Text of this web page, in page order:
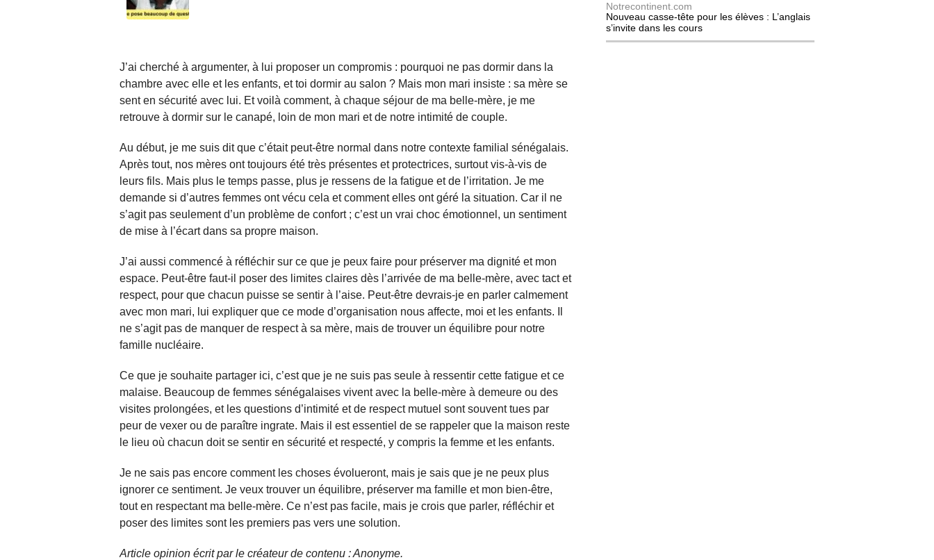
J’ai cherché à argumenter, à lui proposer un compromis : pourquoi ne pas dormir dans la
chambre avec elle et les enfants, et toi dormir au salon ? Mais mon mari insiste : sa mère se
sent en sécurité avec lui. Et voilà comment, à chaque séjour de ma belle-mère, je me
retrouve à dormir sur le canapé, loin de mon mari et de notre intimité de couple.
Au début, je me suis dit que c’était peut-être normal dans notre contexte familial sénégalais.
Après tout, nos mères ont toujours été très présentes et protectrices, surtout vis-à-vis de
leurs fils. Mais plus le temps passe, plus je ressens de la fatigue et de l’irritation. Je me
demande si d’autres femmes ont vécu cela et comment elles ont géré la situation. Car il ne
s’agit pas seulement d’un problème de confort ; c’est un vrai choc émotionnel, un sentiment
de mise à l’écart dans sa propre maison.
J’ai aussi commencé à réfléchir sur ce que je peux faire pour préserver ma dignité et mon
espace. Peut-être faut-il poser des limites claires dès l’arrivée de ma belle-mère, avec tact et
respect, pour que chacun puisse se sentir à l’aise. Peut-être devrais-je en parler calmement
avec mon mari, lui expliquer que ce mode d’organisation nous affecte, moi et les enfants. Il
ne s’agit pas de manquer de respect à sa mère, mais de trouver un équilibre pour notre
famille nucléaire.
Ce que je souhaite partager ici, c’est que je ne suis pas seule à ressentir cette fatigue et ce
malaise. Beaucoup de femmes sénégalaises vivent avec la belle-mère à demeure ou des
visites prolongées, et les questions d’intimité et de respect mutuel sont souvent tues par
peur de vexer ou de paraître ingrate. Mais il est essentiel de se rappeler que la maison reste
le lieu où chacun doit se sentir en sécurité et respecté, y compris la femme et les enfants.
Je ne sais pas encore comment les choses évolueront, mais je sais que je ne peux plus
ignorer ce sentiment. Je veux trouver un équilibre, préserver ma famille et mon bien-être,
tout en respectant ma belle-mère. Ce n’est pas facile, mais je crois que parler, réfléchir et
poser des limites sont les premiers pas vers une solution.
Article opinion écrit par le créateur de contenu : Anonyme.
Notrecontinent.com
Nouveau casse-tête pour les élèves : L’anglais
s’invite dans les cours